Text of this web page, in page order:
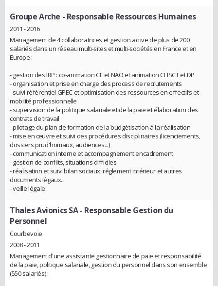
Groupe Arche - Responsable Ressources Humaines
2011 - 2016
Management de 4 collaboratrices et gestion active de plus de 200
salariés dans un réseau multi-sites et multi-sociétés en France et en
Europe :
- gestion des IRP : co-animation CE et NAO et animation CHSCT et DP
- organisation et prise en charge des process de recrutements
- suivi référentiel GPEC et optimisation des ressources en effectifs et
mobilité professionnelle
- supervision de la politique salariale et de la paie et élaboration des
contrats de travail
- pilotage du plan de formation de la budgétisation à la réalisation
- mise en œuvre et suivi des procédures disciplinaires (licenciements,
dossiers prud'homaux, audiences...)
- communication interne et accompagnement encadrement
- gestion de conflits, situations difficiles
- réalisation et suivi bilan sociaux, réglement intérieur et autres
documents légaux...
- veille légale
Thales Avionics SA- Responsable Gestion du
Personnel
Courbevoie
2008 - 2011
Management d'une assistante gestionnaire de paie et responsabilité
de la paie, politique salariale, gestion du personnel dans son ensemble
(550 salariés) :